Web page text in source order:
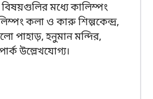
মধ্যে কালিম্পং
কলা ও কারু শিল্পকেন্দ্র,
পাহাড়, হনুমান মন্দির,
উল্লেখযোগ্য।